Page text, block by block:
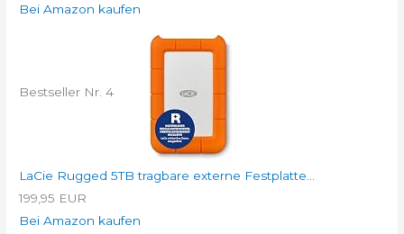
Bei Amazon kaufen
Bestseller Nr. 4
LaCie Rugged 5TB tragbare externe Festplatte...
199,95 EUR
Bei Amazon kaufen